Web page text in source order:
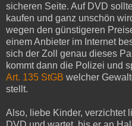
sicheren Seite. Auf DVD
kaufen und ganz unschön
wegen den günstigeren
einem Anbieter im Internet
sich der Zoll genau dieses
kommt dann die Polizei und
Art. 135 StGB welcher
stellt.
Also, liebe Kinder, verzichtet